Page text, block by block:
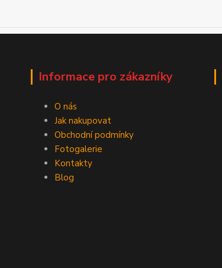
Informace pro zákazníky
O nás
Jak nakupovat
Obchodní podmínky
Fotogalerie
Kontakty
Blog